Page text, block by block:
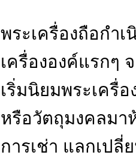
พระเครื่องถือกำ
เครื่ององค์แรกๆ
เริ่มนิยมพระเครื่
หรือวัตถุมงคลม
การเช่า แลกเปลี่